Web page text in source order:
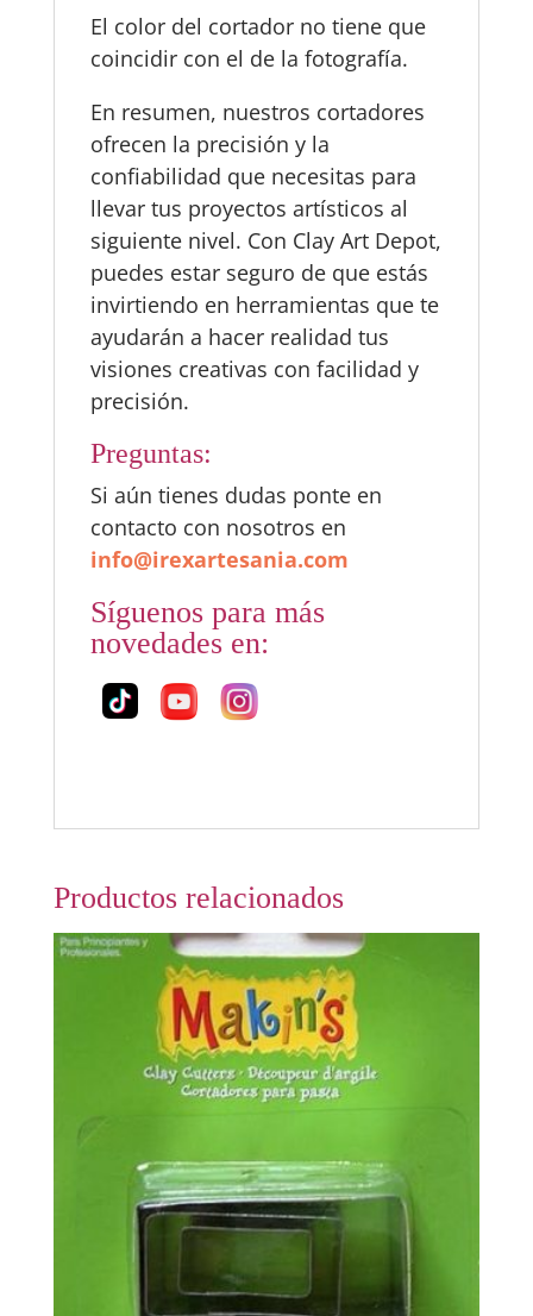
El color del cortador no tiene que
coincidir con el de la fotografía.
En resumen, nuestros cortadores
ofrecen la precisión y la
confiabilidad que necesitas para
llevar tus proyectos artísticos al
siguiente nivel. Con Clay Art Depot,
puedes estar seguro de que estás
invirtiendo en herramientas que te
ayudarán a hacer realidad tus
visiones creativas con facilidad y
precisión.
Preguntas:
Si aún tienes dudas ponte en
contacto con nosotros en
info@irexartesania.com
Síguenos para más
novedades en:
Productos relacionados